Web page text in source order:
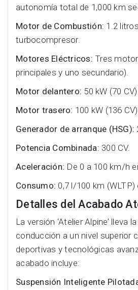
autonomía total de 1,000 km
Motor de Combustión: 1.2
turbocompresor.
Motores Eléctricos: Tres
principales y uno secundario).
Motor delantero: 50 kW (70
Motor trasero: 100 kW (136
Generador de arranque (HSG):
Potencia Combinada: 300 CV.
Aceleración: De 0 a 100 km/h
Consumo: 0,7 l/100 km
Detalles del Acabado
La versión ‘Atelier Alpine’ lleva
conducción a un nivel superior
deportivas y tecnológicas
acabado incluye:
Suspensión Inteligente